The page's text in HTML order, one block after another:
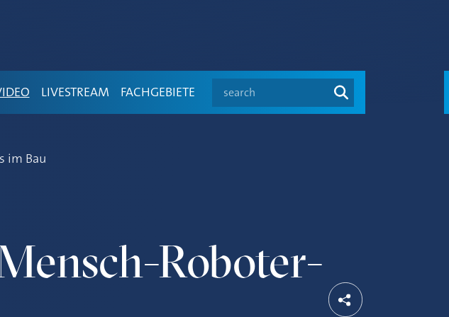
LIVESTREAM FACHGEBIETE search
im Bau
Roboter-